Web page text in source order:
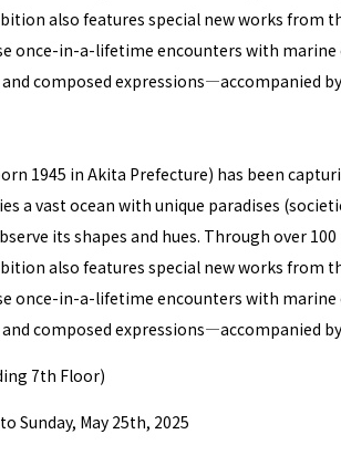
also features special new works from
once-in-a-lifetime encounters with
composed expressions—accompanied
1945 in Akita Prefecture) has been
a vast ocean with unique paradises
its shapes and hues. Through over
also features special new works from
once-in-a-lifetime encounters with
composed expressions—accompanied
7th Floor)
Sunday, May 25th, 2025